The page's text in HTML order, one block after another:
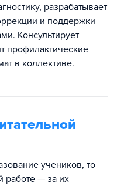
разрабатывает
и поддержки
Консультирует
профилактические
в коллективе.​
учеников, то
работе — за их